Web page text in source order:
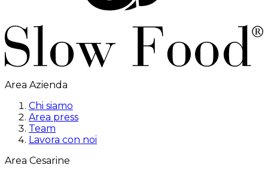
Area Azienda
Chi siamo
Area press
Team
Lavora con noi
Area Cesarine